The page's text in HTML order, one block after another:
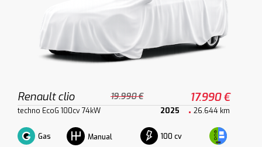
Renault clio 19.990 € 17.990 €
techno EcoG 100cv 74kW 2025 26.644 km
Gas Manual 100 cv